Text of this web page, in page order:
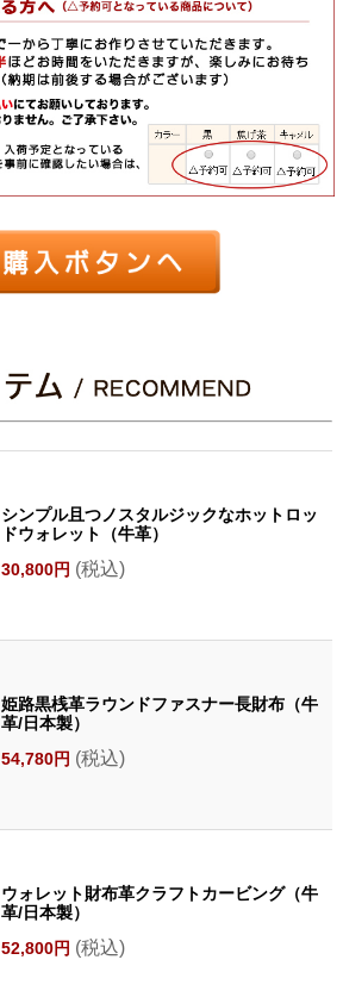
シンプル且つノスタルジックなホットロッ
ドウォレット（牛革）
30,800円 (税込)
姫路黒桟革ラウンドファスナー長財布（牛
革/日本製）
54,780円 (税込)
ウォレット財布革クラフトカービング（牛
革/日本製）
52,800円 (税込)